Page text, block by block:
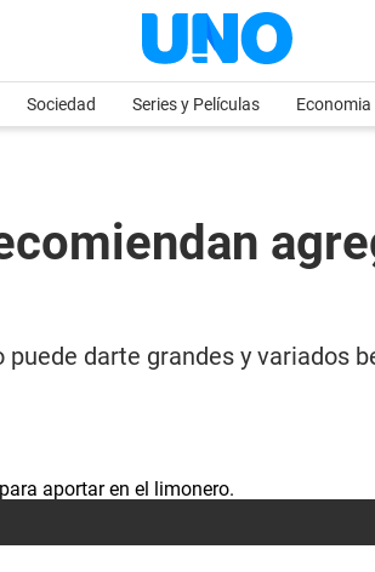
Sociedad Series y Películas Economia
darte grandes y variados